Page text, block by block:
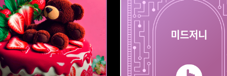
딥드림
제너레이터
미드저니